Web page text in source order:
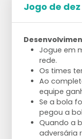
Jogo de
Jogue em
rede.
Os times
Ao
equipe
Se a bola
pegou a
Quando a
adversária